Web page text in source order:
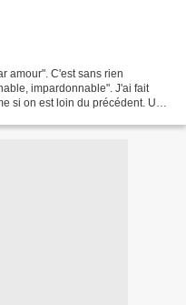
amour". C'est sans rien
impardonnable". J'ai fait
si on est loin du précédent. Un